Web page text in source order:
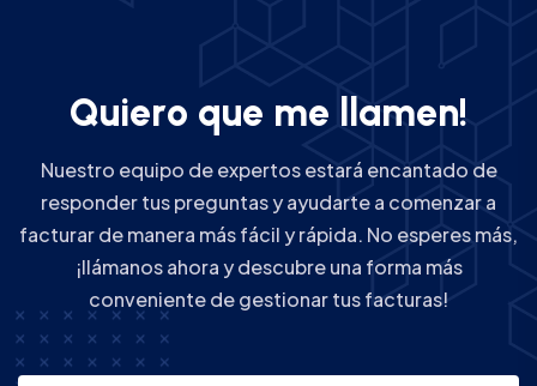
Quiero que me amen!
Nuestro equipo de expertos estará encantado de
responder tus preguntas y ayudarte a comenzar a
facturar de manera más fácil y rápida. No esperes más,
¡llámanos ahora y descubre una forma más
conveniente de gestionar tus facturas!